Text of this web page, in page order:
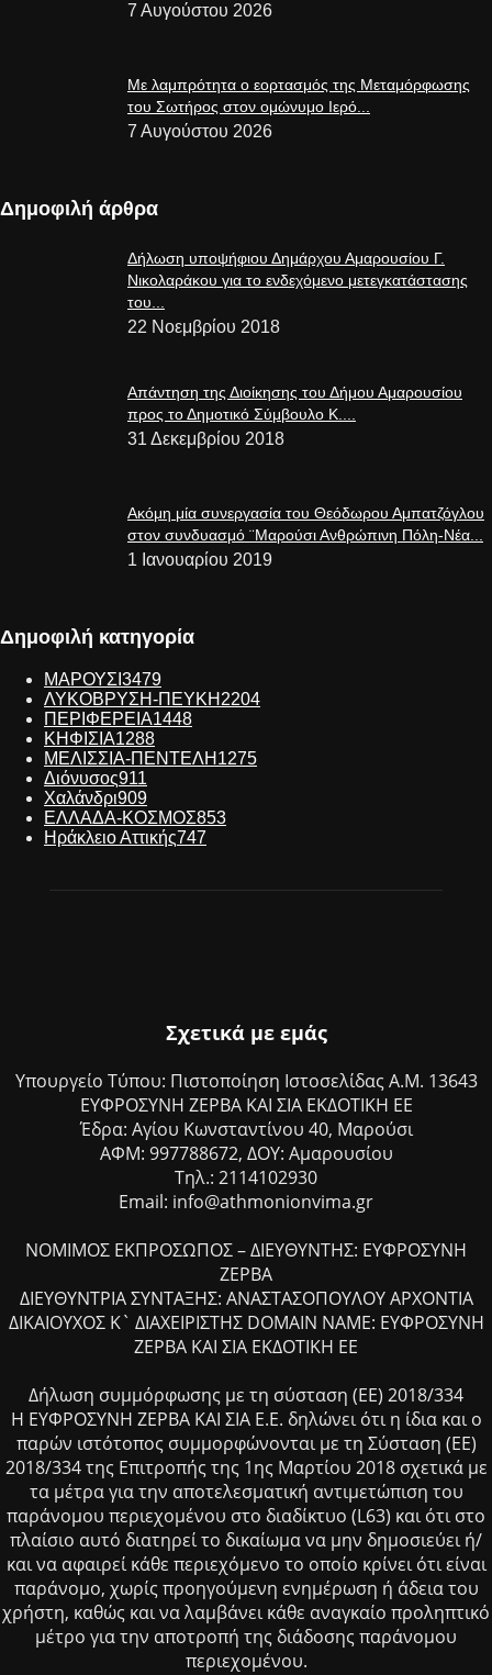
7 Αυγούστου 2026
Με λαμπρότητα ο εορτασμός της Μεταμόρφωσης
του Σωτήρος στον ομώνυμο Ιερό...
7 Αυγούστου 2026
Δημοφιλή άρθρα
Δήλωση υποψήφιου Δημάρχου Αμαρουσίου Γ.
Νικολαράκου για το ενδεχόμενο μετεγκατάστασης
του...
22 Νοεμβρίου 2018
Απάντηση της Διοίκησης του Δήμου Αμαρουσίου
προς το Δημοτικό Σύμβουλο Κ....
31 Δεκεμβρίου 2018
Ακόμη μία συνεργασία του Θεόδωρου Αμπατζόγλου
στον συνδυασμό ¨Μαρούσι Ανθρώπινη Πόλη-Νέα...
1 Ιανουαρίου 2019
Δημοφιλή κατηγορία
ΜΑΡΟΥΣΙ 3479
ΛΥΚΟΒΡΥΣΗ-ΠΕΥΚΗ 2204
ΠΕΡΙΦΕΡΕΙΑ1448
ΚΗΦΙΣΙΑ1288
ΜΕΛΙΣΣΙΑ-ΠΕΝΤΕΛΗ 1275
Διόνυσος911
Χαλάνδρι909
ΕΛΛΑΔΑ-ΚΟΣΜΟΣ853
Ηράκλειο Αττικής747
Σχετικά με εμάς
Υπουργείο Τύπου: Πιστοποίηση Ιστοσελίδας Α.Μ. 13643
ΕΥΦΡΟΣΥΝΗ ΖΕΡΒΑ ΚΑΙ ΣΙΑ ΕΚΔΟΤΙΚΗ ΕΕ
Έδρα: Αγίου Κωνσταντίνου 40, Μαρούσι
ΑΦΜ: 997788672, ΔΟΥ: Αμαρουσίου
Τηλ.: 2114102930
Email: info@athmonionvima.gr
ΝΟΜΙΜΟΣ ΕΚΠΡΟΣΩΠΟΣ – ΔΙΕΥΘΥΝΤΗΣ: ΕΥΦΡΟΣΥΝΗ
ΖΕΡΒΑ
ΔΙΕΥΘΥΝΤΡΙΑ ΣΥΝΤΑΞΗΣ: ΑΝΑΣΤΑΣΟΠΟΥΛΟΥ ΑΡΧΟΝΤΙΑ
ΔΙΚΑΙΟΥΧΟΣ Κ` ΔΙΑΧΕΙΡΙΣΤΗΣ DOMAIN NAME: ΕΥΦΡΟΣΥΝΗ
ΖΕΡΒΑ ΚΑΙ ΣΙΑ ΕΚΔΟΤΙΚΗ ΕΕ
Δήλωση συμμόρφωσης με τη σύσταση (ΕΕ) 2018/334
Η ΕΥΦΡΟΣΥΝΗ ΖΕΡΒΑ ΚΑΙ ΣΙΑ Ε.Ε. δηλώνει ότι η ίδια και ο
παρών ιστότοπος συμμορφώνονται με τη Σύσταση (ΕΕ)
2018/334 της Επιτροπής της 1ης Μαρτίου 2018 σχετικά με
τα μέτρα για την αποτελεσματική αντιμετώπιση του
παράνομου περιεχομένου στο διαδίκτυο (L63) και ότι στο
πλαίσιο αυτό διατηρεί το δικαίωμα να μην δημοσιεύει ή/
και να αφαιρεί κάθε περιεχόμενο το οποίο κρίνει ότι είναι
παράνομο, χωρίς προηγούμενη ενημέρωση ή άδεια του
χρήστη, καθώς και να λαμβάνει κάθε αναγκαίο προληπτικό
μέτρο για την αποτροπή της διάδοσης παράνομου
περιεχομένου.